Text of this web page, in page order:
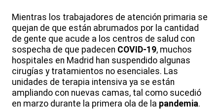
Mientras los trabajadores de atención primaria se
quejan de que están abrumados por la cantidad
de gente que acude a los centros de salud con
sospecha de que padecen COVID-19, muchos
hospitales en Madrid han suspendido algunas
cirugías y tratamientos no esenciales. Las
unidades de terapia intensiva ya se están
ampliando con nuevas camas, tal como sucedió
en marzo durante la primera ola de la pandemia.